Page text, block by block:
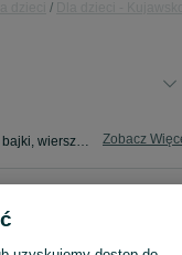
Sprzedaż książek dla dzieci Rogóźno-Zamek ▶️ bajki, wierszyki, lektury i inne ✅ Nowe i używane w super cenach ✌ Kupuj i sprzedawaj książki na OLX.pl! Zobacz